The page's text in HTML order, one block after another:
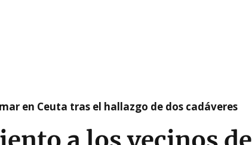
en Ceuta tras el hallazgo de dos cadáveres